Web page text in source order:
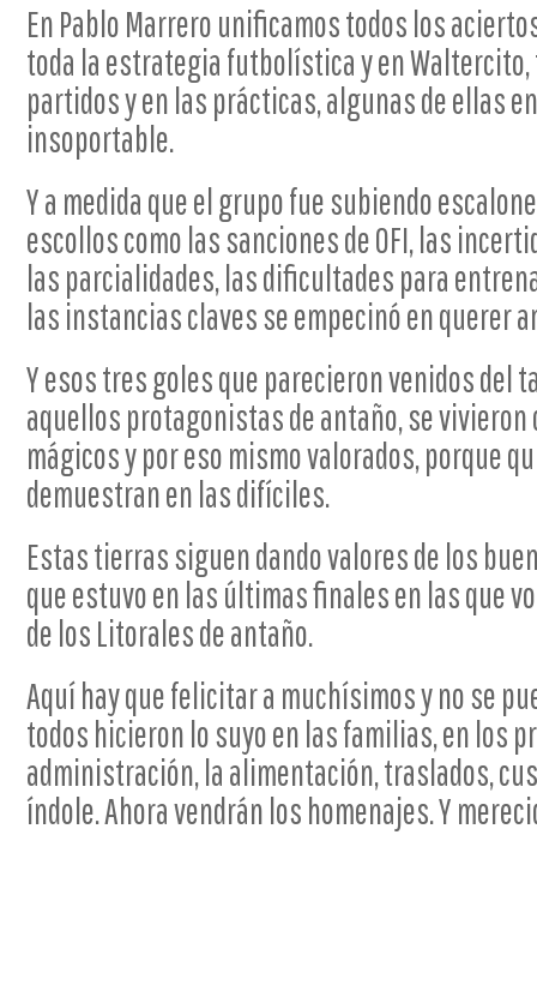
En Pablo Marrero unificamos todos los
toda la estrategia futbolística y en
partidos y en las prácticas, algunas de ellas
insoportable.
Y a medida que el grupo fue subiendo
escollos como las sanciones de OFI, las
las parcialidades, las dificultades para
las instancias claves se empecinó en querer
Y esos tres goles que parecieron venidos del
aquellos protagonistas de antaño, se vivieron
mágicos y por eso mismo valorados, porque
demuestran en las difíciles.
Estas tierras siguen dando valores de los
que estuvo en las últimas finales en las que
de los Litorales de antaño.
Aquí hay que felicitar a muchísimos y no se
todos hicieron lo suyo en las familias, en los
administración, la alimentación, traslados,
índole. Ahora vendrán los homenajes. Y